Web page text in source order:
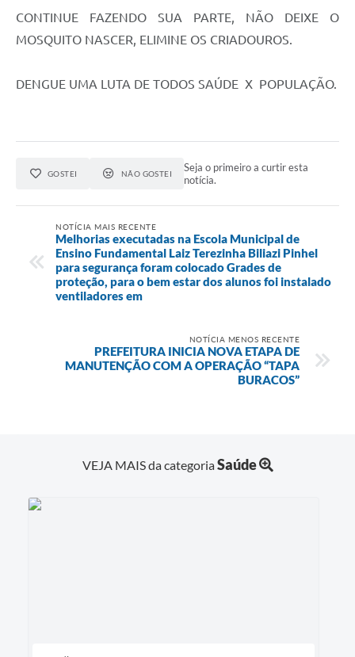
CONTINUE FAZENDO SUA PARTE, NÃO DEIXE O
MOSQUITO NASCER, ELIMINE OS CRIADOUROS.
DENGUE UMA LUTA DE TODOS SAÚDE X POPULAÇÃO.
GOSTEI NÃO GOSTEI
Seja o primeiro a curtir esta
notícia.
NOTÍCIA MAIS RECENTE
Melhorias executadas na Escola Municipal de
Ensino Fundamental Laiz Terezinha Biliazi Pinhel
para segurança foram colocado Grades de
proteção, para o bem estar dos alunos foi instalado
ventiladores em
NOTÍCIA MENOS RECENTE
PREFEITURA INICIA NOVA ETAPA DE
MANUTENÇÃO COM A OPERAÇÃO “TAPA
BURACOS”
VEJA MAIS da categoriaSaúde